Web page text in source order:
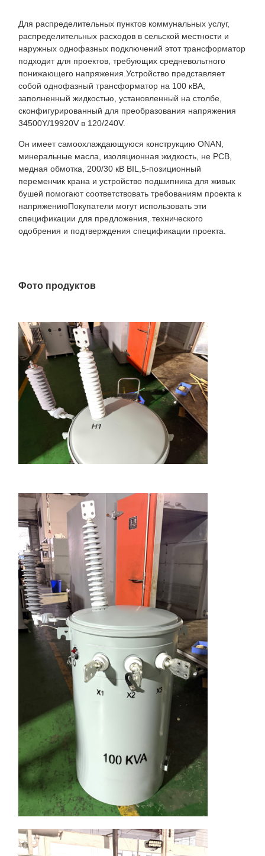
Для распределительных пунктов коммунальных услуг,
распределительных расходов в сельской местности и
наружных однофазных подключений этот трансформатор
подходит для проектов, требующих средневольтного
понижающего напряжения.Устройство представляет
собой однофазный трансформатор на 100 кВА,
заполненный жидкостью, установленный на столбе,
сконфигурированный для преобразования напряжения
34500Y/19920V в 120/240V.
Он имеет самоохлаждающуюся конструкцию ONAN,
минеральные масла, изоляционная жидкость, не PCB,
медная обмотка, 200/30 кВ BIL,5-позиционный
переменчик крана и устройство подшипника для живых
бушей помогают соответствовать требованиям проекта к
напряжениюПокупатели могут использовать эти
спецификации для предложения, технического
одобрения и подтверждения спецификации проекта.
Фото продуктов